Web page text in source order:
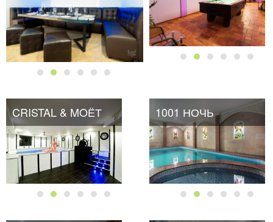
CRISTAL & MOЁТ
CRISTAL & MOЁТ 1001 НОЧЬ